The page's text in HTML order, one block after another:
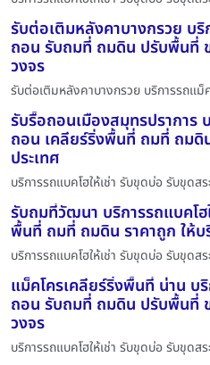
รับต่อเติมหลังคาบางกรวย บริ
ถอน รับถมที่ ถมดิน ปรับพื้นที่
วงจร
รับต่อเติมหลังคาบางกรวย บริการรถแ
รับรื้อถอนเมืองสมุทรปราการ
ถอน เคลียร์ริ่งพื้นที่ ถมที่ ถมดิ
ประเทศ
บริการรถแบคโฮให้เช่า รับขุดบ่อ รับขุดส
รับถมที่วัฒนา บริการรถแบคโฮ
พื้นที่ ถมที่ ถมดิน ราคาถูก ให้บ
บริการรถแบคโฮให้เช่า รับขุดบ่อ รับขุดส
แม็คโครเคลียร์ริ่งพื้นที่ น่าน บ
ถอน รับถมที่ ถมดิน ปรับพื้นที่
วงจร
บริการรถแบคโฮให้เช่า รับขุดบ่อ รับขุดส